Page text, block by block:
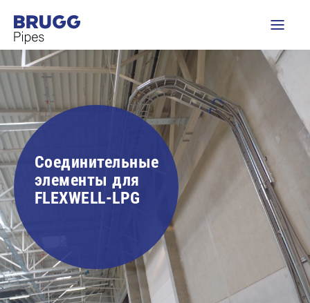
Соединительные
элементы для
FLEXWELL-LPG